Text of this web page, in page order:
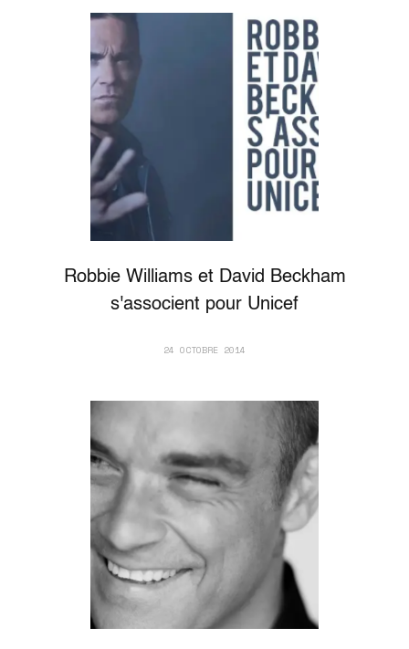
Robbie Williams et David Beckham
s'associent pour Unicef
24 OCTOBRE 2014